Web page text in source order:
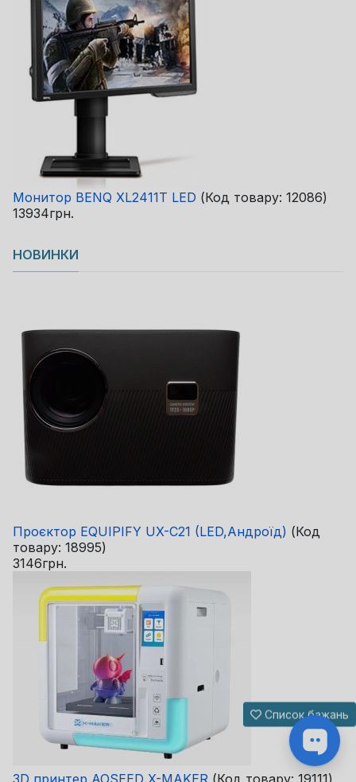
Монитор BENQ XL2411T LED (Код товару: 12086)
13934грн.
НОВИНКИ
Проєктор EQUIPIFY UX-C21 (LED,Андроїд) (Код
товару: 18995)
3146грн.
3D принтер AOSEED X-MAKER (Код товару: 19111)
Список бажань